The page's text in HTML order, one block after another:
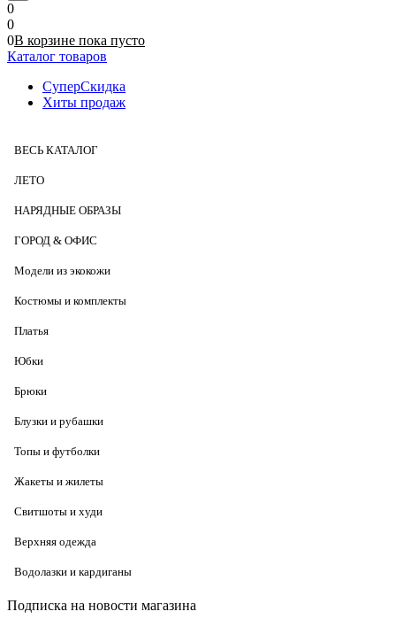
0
0
0В корзине пока пусто
Каталог товаров
СуперСкидка
Хиты продаж
ВЕСЬ КАТАЛОГ
ЛЕТО
НАРЯДНЫЕ ОБРАЗЫ
ГОРОД & ОФИС
Модели из экокожи
Костюмы и комплекты
Платья
Юбки
Брюки
Блузки и рубашки
Топы и футболки
Жакеты и жилеты
Свитшоты и худи
Верхняя одежда
Водолазки и кардиганы
Подписка на новости магазина